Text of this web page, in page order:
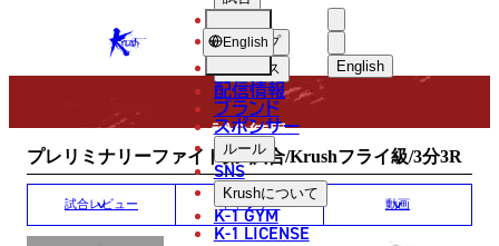
KRUSH English
한국어
中文（简体）
ショップ
ニュース
配信情報
ブランド
スポンサー
ルール
SNS
Krushについて
K-1 GYM
K-1 LICENSE
English
MATCH RESULT
試合結果
プレリミナリーファイト第1試合/Krushフライ級/3分3R
試合レビュー ギャラリー 動画